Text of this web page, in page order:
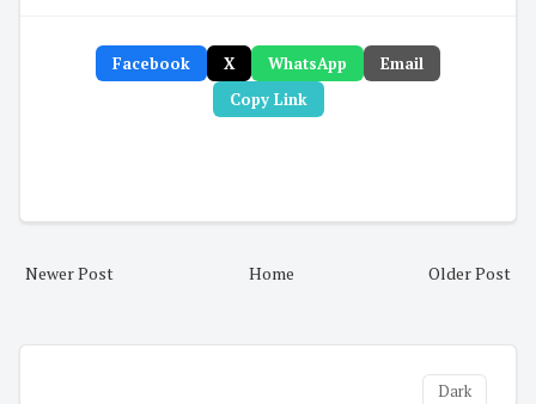
Facebook X WhatsApp
Email
Copy Link
Newer Post Older Post
Home
Dark